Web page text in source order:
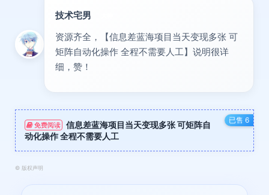
技术宅男
资源齐全，【信息差蓝海项目当天变现多张 可
矩阵自动化操作 全程不需要人工】说明很详
细，赞！
已售 6
免费阅读
信息差蓝海项目当天变现多张 可矩阵自
动化操作 全程不需要人工
© 版权声明